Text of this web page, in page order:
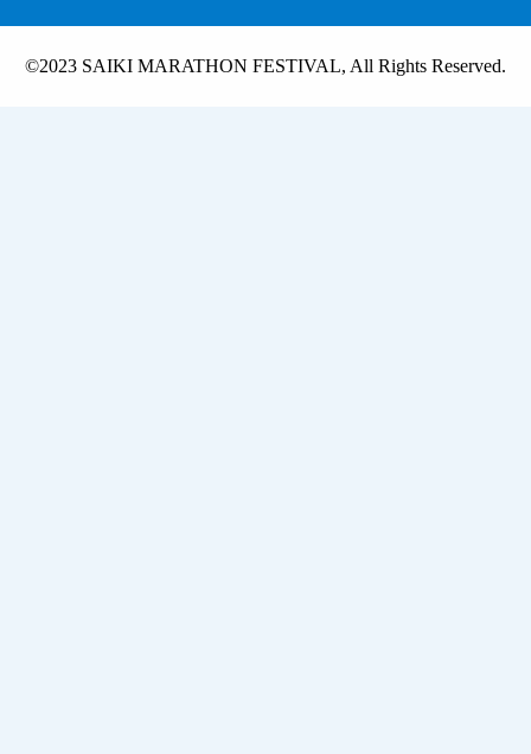
©️2023 SAIKI MARATHON FESTIVAL, All Rights Reserved.